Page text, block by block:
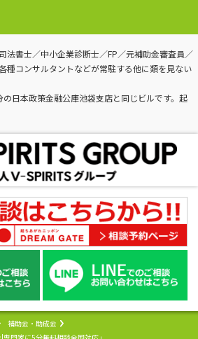
法書士／中小企業診断士／FP／元補助金審査員／
種コンサルタントなどが常駐する他に類を見ない
日本政策金融公庫池袋支店と同じビルです。起
補助金・助成金